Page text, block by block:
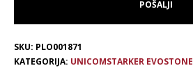
SKU: PLO001871
KATEGORIJA: UNICOMSTARKER EVOSTONE